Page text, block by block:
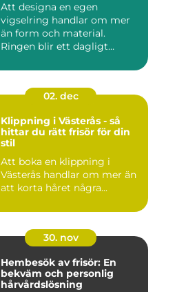
Att designa en egen
vigselring handlar om mer
än form och material.
Ringen blir ett dagligt
02. dec
Klippning i Västerås - så
hittar du rätt frisör för din
stil
Att boka en klippning i
Västerås handlar om mer än
att korta håret några...
30. nov
Hembesök av frisör: En
bekväm och personlig
hårvårdslösning